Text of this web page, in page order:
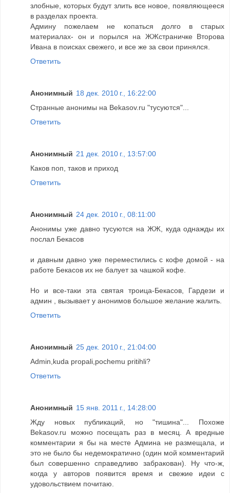
злобные, которых будут злить все новое, появляющееся
в разделах проекта.
Админу пожелаем не копаться долго в старых
материалах- он и порылся на ЖЖстраничке Второва
Ивана в поисках свежего, и все же за свои принялся.
Ответить
Анонимный 18 дек. 2010 г., 16:22:00
Странные анонимы на Bekasov.ru "тусуются"...
Ответить
Анонимный 21 дек. 2010 г., 13:57:00
Каков поп, таков и приход
Ответить
Анонимный 24 дек. 2010 г., 08:11:00
Анонимы уже давно тусуются на ЖЖ, куда однажды их
послал Бекасов
и давным давно уже переместились с кофе домой - на
работе Бекасов их не балует за чашкой кофе.
Но и все-таки эта святая троица-Бекасов, Гардези и
админ , вызывает у анонимов большое желание жалить.
Ответить
Анонимный 25 дек. 2010 г., 21:04:00
Admin,kuda propali,pochemu pritihli?
Ответить
Анонимный 15 янв. 2011 г., 14:28:00
Жду новых публикаций, но "тишина"... Похоже
Bekasov.ru можно посещать раз в месяц. А вредные
комментарии я бы на месте Админа не размещала, и
это не было бы недемократично (один мой комментарий
был совершенно справедливо забракован). Ну что-ж,
когда у авторов появится время и свежие идеи с
удовольствием почитаю.